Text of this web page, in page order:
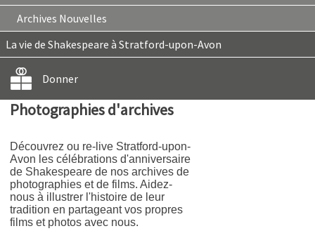
Archives Nouvelles
La vie de Shakespeare à Stratford-upon-Avon
Donner
Photographies d'archives
Découvrez ou re-live Stratford-upon-
Avon les célébrations d'anniversaire
de Shakespeare de nos archives de
photographies et de films. Aidez-
nous à illustrer l'histoire de leur
tradition en partageant vos propres
films et photos avec nous.